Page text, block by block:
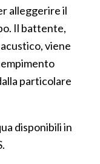
alleggerire il
Il battente,
viene
particolare
disponibili in